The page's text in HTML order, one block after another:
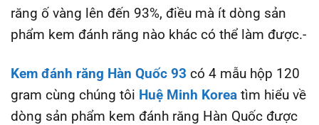
răng ố vàng lên đến 93%, điều mà ít dòng sản
phẩm kem đánh răng nào khác có thể làm được.-
Kem đánh răng Hàn Quốc 93 có 4 mẫu hộp 120
gram cùng chúng tôi Huệ Minh Korea tìm hiểu về
dòng sản phẩm kem đánh răng Hàn Quốc được